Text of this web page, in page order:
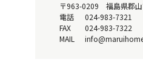
〒963-0209 福島県郡山
電話
024-983-7321
FAX
024-983-7322
MAIL